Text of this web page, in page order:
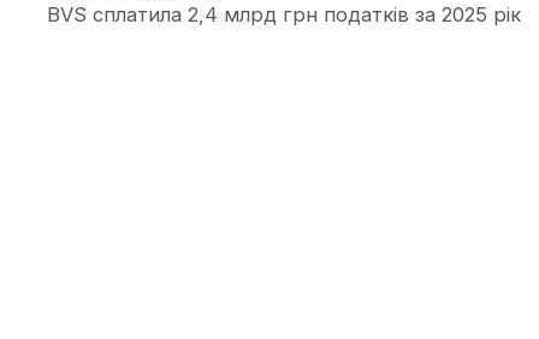
BVS сплатила 2,4 млрд грн податків за 2025 рік